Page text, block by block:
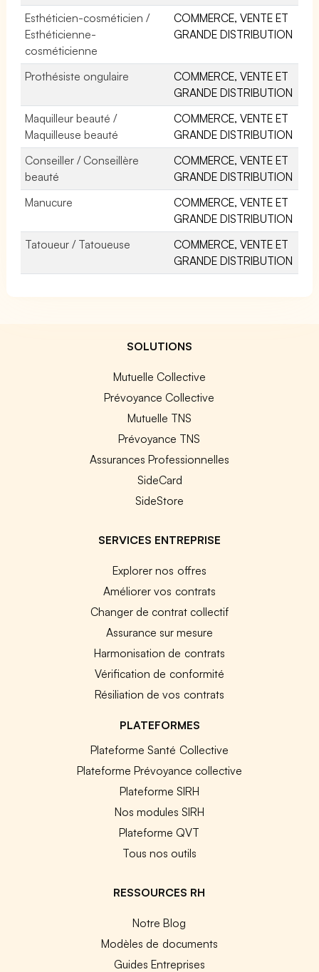
Esthéticien-cosméticien /
Esthéticienne-
cosméticienne
COMMERCE, VENTE ET
GRANDE DISTRIBUTION
Prothésiste ongulaire
COMMERCE, VENTE ET
GRANDE DISTRIBUTION
Maquilleur beauté /
Maquilleuse beauté
COMMERCE, VENTE ET
GRANDE DISTRIBUTION
Conseiller / Conseillère
beauté
COMMERCE, VENTE ET
GRANDE DISTRIBUTION
Manucure
COMMERCE, VENTE ET
GRANDE DISTRIBUTION
Tatoueur / Tatoueuse
COMMERCE, VENTE ET
GRANDE DISTRIBUTION
SOLUTIONS
Mutuelle Collective
Prévoyance Collective
Mutuelle TNS
Prévoyance TNS
Assurances Professionnelles
SideCard
SideStore
SERVICES ENTREPRISE
Explorer nos offres
Améliorer vos contrats
Changer de contrat collectif
Assurance sur mesure
Harmonisation de contrats
Vérification de conformité
Résiliation de vos contrats
PLATEFORMES
Plateforme Santé Collective
Plateforme Prévoyance collective
Plateforme SIRH
Nos modules SIRH
Plateforme QVT
Tous nos outils
RESSOURCES RH
Notre Blog
Modèles de documents
Guides Entreprises